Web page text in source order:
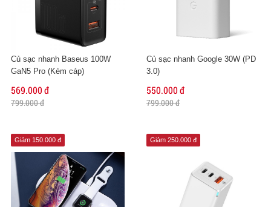
Củ sạc nhanh Baseus 100W
GaN5 Pro (Kèm cáp)
569.000 đ
799.000 đ
Củ sạc nhanh Google 30W (PD
3.0)
550.000 đ
799.000 đ
Giảm 150.000 đ Giảm 250.000 đ